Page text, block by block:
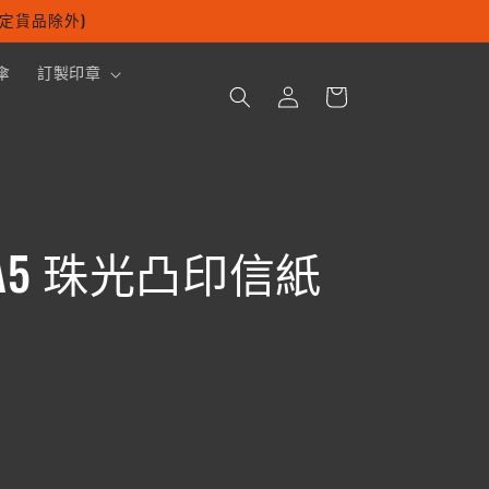
貨品除外)
訂製印章
登
入
物
珠光凸印信紙